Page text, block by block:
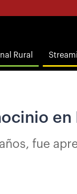
Rural
fue